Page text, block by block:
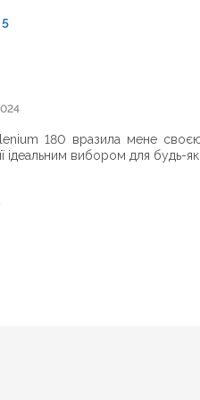
180 вразила мене
ідеальним вибором для будь-